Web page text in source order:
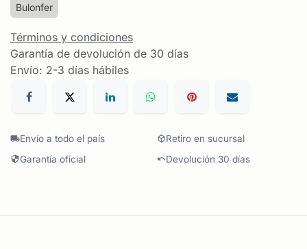
Bulonfer
Términos y condiciones
Garantía de devolución de 30 días
Envío: 2-3 días hábiles
Envío a todo el país
Retiro en sucursal
Garantía oficial
Devolución 30 días